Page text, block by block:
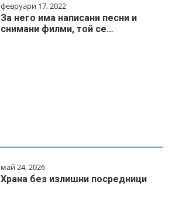
февруари 17, 2022
За него има написани песни и
снимани филми, той се…
май 24, 2026
Храна без излишни посредници